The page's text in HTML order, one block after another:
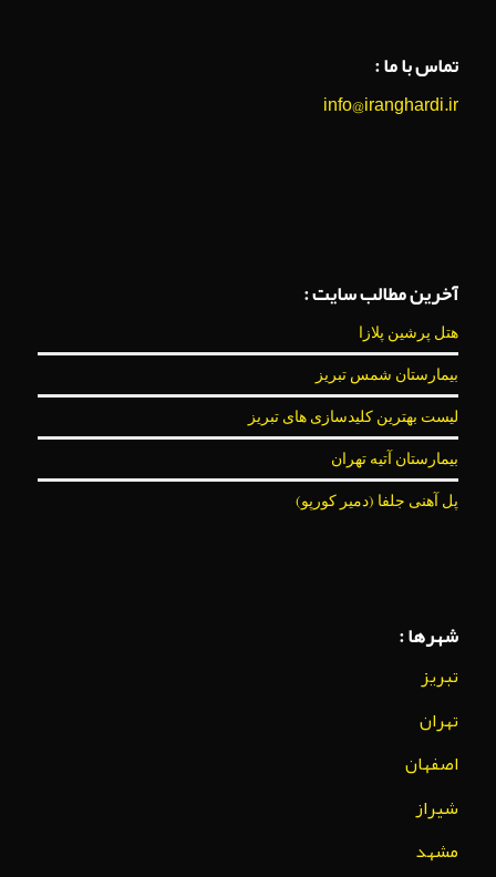
تماس با ما :
info@iranghardi.ir
آخرین مطالب سایت :
هتل پرشین پلازا
بیمارستان شمس تبریز
لیست بهترین کلیدسازی های تبریز
بیمارستان آتیه تهران
پل آهنی جلفا (دمیر کورپو)
شهرها :
تبریز
تهران
اصفهان
شیراز
مشهد